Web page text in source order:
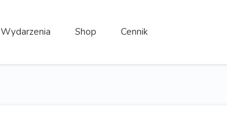
Wydarzenia Shop Cennik